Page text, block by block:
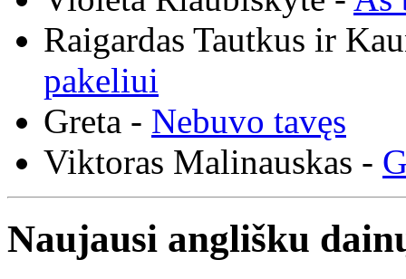
Raigardas Tautkus ir
pakeliui
Greta - Nebuvo tavęs
Viktoras Malinauskas -
Naujausi anglišku